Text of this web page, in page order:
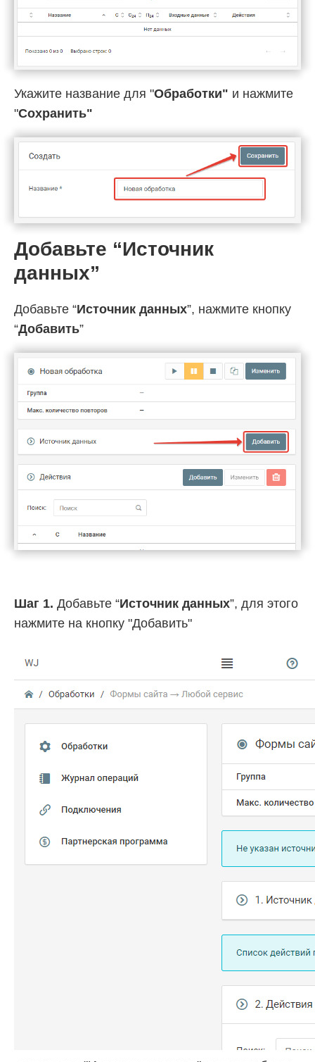
Укажите название для "Обработки" и нажмите
"Cохранить"
Добавьте “Источник
данных”
Добавьте “Источник данных”, нажмите кнопку
“Добавить”
Шаг 1. Добавьте “Источник данных”, для этого
нажмите на кнопку "Добавить"